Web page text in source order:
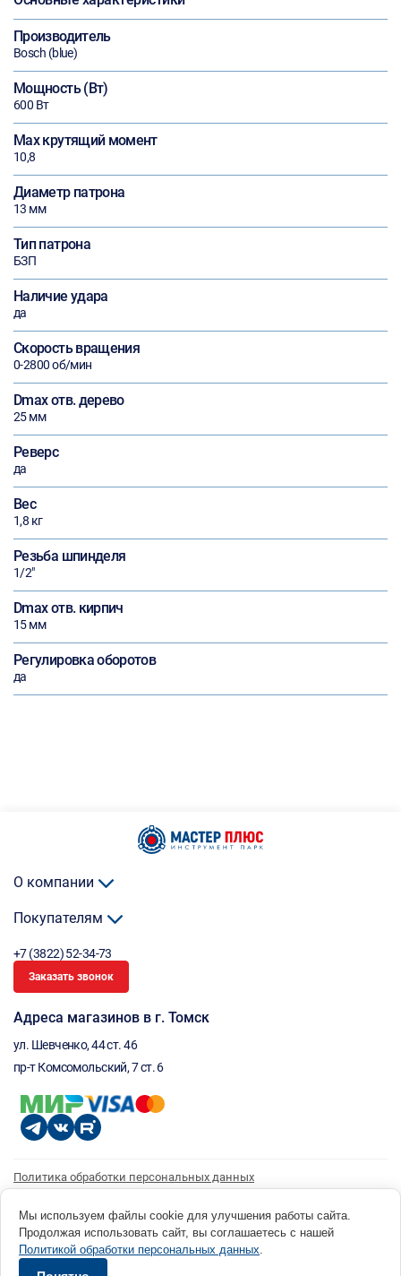
Производитель
Bosch (blue)
Мощность (Вт)
600 Вт
Max крутящий момент
10,8
Диаметр патрона
13 мм
Тип патрона
БЗП
Наличие удара
да
Скорость вращения
0-2800 об/мин
Dmax отв. дерево
25 мм
Реверс
да
Вес
1,8 кг
Резьба шпинделя
1/2"
Dmax отв. кирпич
15 мм
Регулировка оборотов
да
О компании
Покупателям
+7 (3822) 52-34-73
Заказать звонок
Адреса магазинов в г. Томск
ул. Шевченко, 44 ст. 46
пр-т Комсомольский, 7 ст. 6
Политика обработки персональных данных
Согласие на получение рассылки
© 1996 - 2026 инструмент парк «Мастер Плюс» Россия, г. Томск, ул. Шевченко, 44 ст. 46, (3822) 52-34-
73 okp@masterplus.tomsk.ru ИП Брусницын Д.Н. ИНН 701700002741
Мы используем файлы cookie для улучшения работы сайта.
Продолжая использовать сайт, вы соглашаетесь с нашей
Политикой обработки персональных данных.